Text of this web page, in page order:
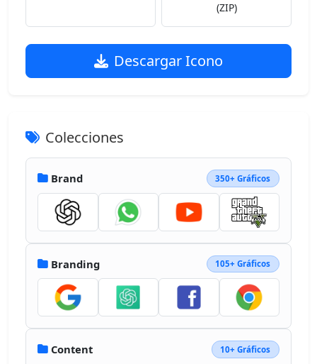
(ZIP)
Descargar Icono
Colecciones
Brand 350+ Gráficos
Branding 105+ Gráficos
Content 10+ Gráficos